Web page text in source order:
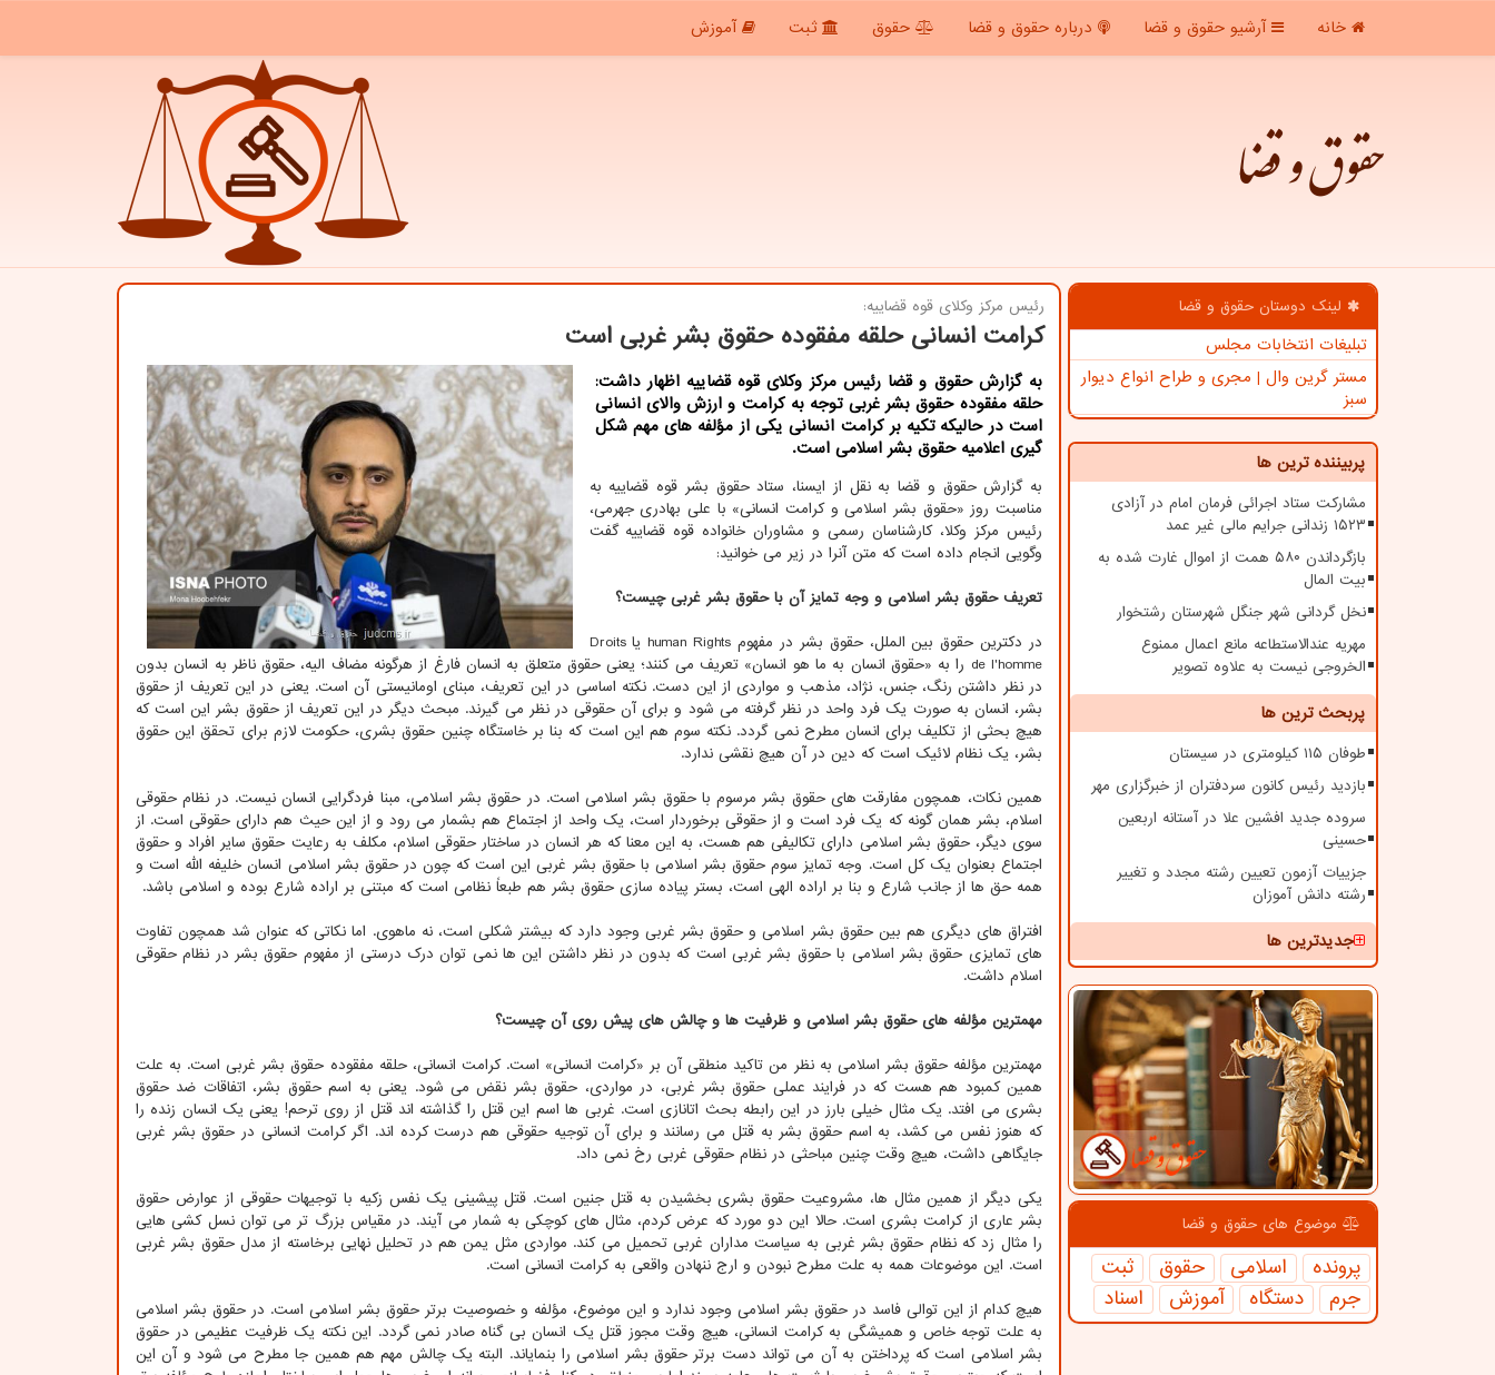
خانه آرشیو حقوق و قضا درباره حقوق و قضا حقوق ثبت آموزش
حقوق و قضا
لینک دوستان حقوق و قضا
تبلیغات انتخابات مجلس
مستر گرین وال | مجری و طراح انواع دیوار
سبز
پربیننده ترین ها
مشارکت ستاد اجرائی فرمان امام در آزادی
۱۵۲۳ زندانی جرایم مالی غیر عمد
بازگرداندن ۵۸۰ همت از اموال غارت شده به
بیت المال
نخل گردانی شهر جنگل شهرستان رشتخوار
مهریه عندالاستطاعه مانع اعمال ممنوع
الخروجی نیست به علاوه تصویر
پربحث ترین ها
طوفان ۱۱۵ کیلومتری در سیستان
بازدید رئیس کانون سردفتران از خبرگزاری مهر
سروده جدید افشین علا در آستانه اربعین
حسینی
جزییات آزمون تعیین رشته مجدد و تغییر
رشته دانش آموزان
جدیدترین ها
موضوع های حقوق و قضا
پرونده اسلامی حقوق
ثبت
جرم
دستگاه آموزش اسناد
رئیس مركز وكلای قوه قضاییه:
كرامت انسانی حلقه مفقوده حقوق بشر غربی است
به گزارش حقوق و قضا رئیس مركز وكلای قوه قضاییه اظهار داشت:
حلقه مفقوده حقوق بشر غربی توجه به كرامت و ارزش والای انسانی
است در حالیكه تكیه بر كرامت انسانی یكی از مؤلفه های مهم شكل
گیری اعلامیه حقوق بشر اسلامی است.
به گزارش حقوق و قضا به نقل از ایسنا، ستاد حقوق بشر قوه قضاییه به
مناسبت روز «حقوق بشر اسلامی و کرامت انسانی» با علی بهادری جهرمی،
رئیس مرکز وکلا، کارشناسان رسمی و مشاوران خانواده قوه قضاییه گفت
وگویی انجام داده است که متن آنرا در زیر می خوانید:
تعریف حقوق بشر اسلامی و وجه تمایز آن با حقوق بشر غربی چیست؟
در دکترین حقوق بین الملل، حقوق بشر در مفهوم human Rights یا Droits
de l'homme را به «حقوق انسان به ما هو انسان» تعریف می کنند؛ یعنی حقوق متعلق به انسان فارغ از هرگونه مضاف الیه، حقوق ناظر به انسان بدون
در نظر داشتن رنگ، جنس، نژاد، مذهب و مواردی از این دست. نکته اساسی در این تعریف، مبنای اومانیستی آن است. یعنی در این تعریف از حقوق
بشر، انسان به صورت یک فرد واحد در نظر گرفته می شود و برای آن حقوقی در نظر می گیرند. مبحث دیگر در این تعریف از حقوق بشر این است که
هیچ بحثی از تکلیف برای انسان مطرح نمی گردد. نکته سوم هم این است که بنا بر خاستگاه چنین حقوق بشری، حکومت لازم برای تحقق این حقوق
بشر، یک نظام لائیک است که دین در آن هیچ نقشی ندارد.
همین نکات، همچون مفارقت های حقوق بشر مرسوم با حقوق بشر اسلامی است. در حقوق بشر اسلامی، مبنا فردگرایی انسان نیست. در نظام حقوقی
اسلام، بشر همان گونه که یک فرد است و از حقوقی برخوردار است، یک واحد از اجتماع هم بشمار می رود و از این حیث هم دارای حقوقی است. از
سوی دیگر، حقوق بشر اسلامی دارای تکالیفی هم هست، به این معنا که هر انسان در ساختار حقوقی اسلام، مکلف به رعایت حقوق سایر افراد و حقوق
اجتماع بعنوان یک کل است. وجه تمایز سوم حقوق بشر اسلامی با حقوق بشر غربی این است که چون در حقوق بشر اسلامی انسان خلیفه الله است و
همه حق ها از جانب شارع و بنا بر اراده الهی است، بستر پیاده سازی حقوق بشر هم طبعاً نظامی است که مبتنی بر اراده شارع بوده و اسلامی باشد.
افتراق های دیگری هم بین حقوق بشر اسلامی و حقوق بشر غربی وجود دارد که بیشتر شکلی است، نه ماهوی. اما نکاتی که عنوان شد همچون تفاوت
های تمایزی حقوق بشر اسلامی با حقوق بشر غربی است که بدون در نظر داشتن این ها نمی توان درک درستی از مفهوم حقوق بشر در نظام حقوقی
اسلام داشت.
مهمترین مؤلفه های حقوق بشر اسلامی و ظرفیت ها و چالش های پیش روی آن چیست؟
مهمترین مؤلفه حقوق بشر اسلامی به نظر من تاکید منطقی آن بر «کرامت انسانی» است. کرامت انسانی، حلقه مفقوده حقوق بشر غربی است. به علت
همین کمبود هم هست که در فرایند عملی حقوق بشر غربی، در مواردی، حقوق بشر نقض می شود. یعنی به اسم حقوق بشر، اتفاقات ضد حقوق
بشری می افتد. یک مثال خیلی بارز در این رابطه بحث اتانازی است. غربی ها اسم این قتل را گذاشته اند قتل از روی ترحم! یعنی یک انسان زنده را
که هنوز نفس می کشد، به اسم حقوق بشر به قتل می رسانند و برای آن توجیه حقوقی هم درست کرده اند. اگر کرامت انسانی در حقوق بشر غربی
جایگاهی داشت، هیچ وقت چنین مباحثی در نظام حقوقی غربی رخ نمی داد.
یکی دیگر از همین مثال ها، مشروعیت حقوق بشری بخشیدن به قتل جنین است. قتل پیشینی یک نفس زکیه با توجیهات حقوقی از عوارض حقوق
بشر عاری از کرامت بشری است. حالا این دو مورد که عرض کردم، مثال های کوچکی به شمار می آیند. در مقیاس بزرگ تر می توان نسل کشی هایی
را مثال زد که نظام حقوق بشر غربی به سیاست مداران غربی تحمیل می کند. مواردی مثل یمن هم در تحلیل نهایی برخاسته از مدل حقوق بشر غربی
است. این موضوعات همه به علت مطرح نبودن و ارج ننهادن واقعی به کرامت انسانی است.
هیچ کدام از این توالی فاسد در حقوق بشر اسلامی وجود ندارد و این موضوع، مؤلفه و خصوصیت برتر حقوق بشر اسلامی است. در حقوق بشر اسلامی
به علت توجه خاص و همیشگی به کرامت انسانی، هیچ وقت مجوز قتل یک انسان بی گناه صادر نمی گردد. این نکته یک ظرفیت عظیمی در حقوق
بشر اسلامی است که پرداختن به آن می تواند دست برتر حقوق بشر اسلامی را بنمایاند. البته یک چالش مهم هم همین جا مطرح می شود و آن این